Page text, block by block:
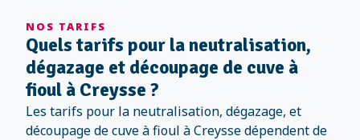
NOS TARIFS
Quels tarifs pour la neutralisation,
dégazage et découpage de cuve à
fioul à Creysse ?
Les tarifs pour la neutralisation, dégazage, et
découpage de cuve à fioul à Creysse dépendent de